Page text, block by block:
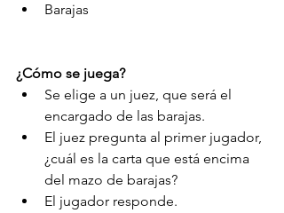
Barajas
¿Cómo se juega?
Se elige a un juez, que será el
encargado de las barajas.
El juez pregunta al primer jugador,
¿cuál es la carta que está encima
del mazo de barajas?
El jugador responde.